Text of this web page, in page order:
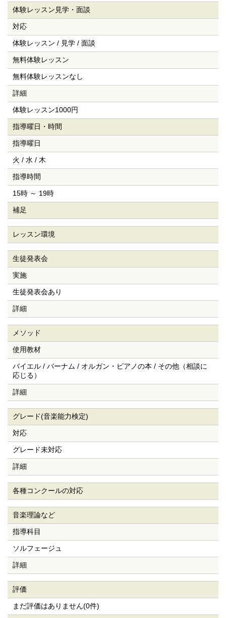
体験レッスン 見学・面談
対応
体験レッスン / 見学 / 面談
無料体験レッスン
無料体験レッスンなし
詳細
体験レッスン1000円
指導曜日・時間
指導曜日
火 / 水 / 木
指導時間
15時 ～ 19時
補足
レッスン環境
生徒発表会
実施
生徒発表会あり
詳細
メソッド
使用教材
バイエル / バーナム / オルガン・ピアノの本 / その他（相談に
応じる）
詳細
グレード(音楽能力検定)
対応
グレード未対応
詳細
各種コンクールの対応
音楽理論など
指導科目
ソルフェージュ
詳細
評価
まだ評価はありません(0件)